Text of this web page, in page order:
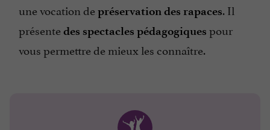
une vocation depréservation des rapaces. Il
présentedes spectacles pédagogiques pour
vous permettre de mieux les connaître.